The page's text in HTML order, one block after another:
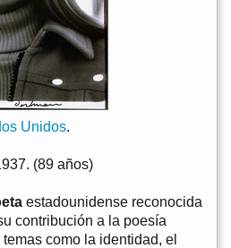
Unidos.
(89 años)
estadounidense reconocida
contribución a la poesía
como la identidad, el